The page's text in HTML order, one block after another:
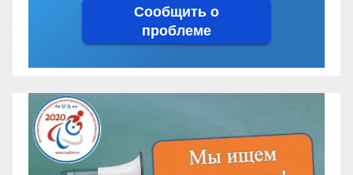
Сообщить о
проблеме